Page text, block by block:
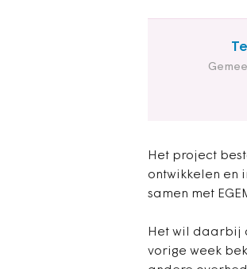
Het project
ontwikkelen en
samen met
Het wil daarbij
vorige week